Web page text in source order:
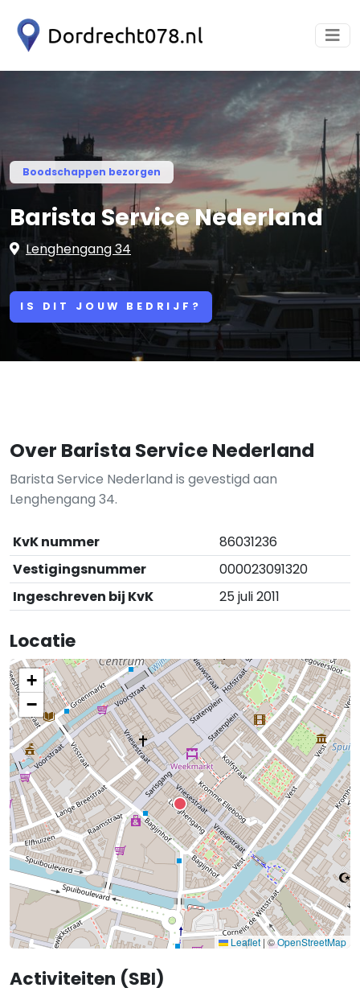
Boodschappen bezorgen
Barista Service Nederland
Lenghengang 34
IS DIT JOUW BEDRIJF?
Over Barista Service Nederland
Barista Service Nederland is gevestigd aan
Lenghengang 34.
KvK nummer
86031236
Vestigingsnummer
000023091320
Ingeschreven bij KvK
25 juli 2011
Locatie
+
−
Leaflet | ©OpenStreetMap
Activiteiten (SBI)